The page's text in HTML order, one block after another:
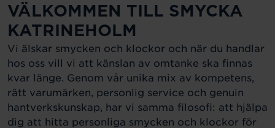
VÄLKOMMEN TILL SMYCKA
KATRINEHOLM
Vi älskar smycken och klockor och när du handlar
hos oss vill vi att känslan av omtanke ska finnas
kvar länge. Genom vår unika mix av kompetens,
rätt varumärken, personlig service och genuin
hantverkskunskap, har vi samma filosofi: att hjälpa
dig att hitta personliga smycken och klockor för